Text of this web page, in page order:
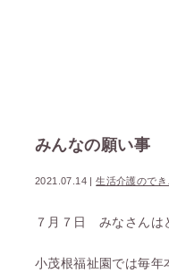
みんなの願い事
2021.07.14 |生活介護のでき
７月７日 みなさんは
小茂根福祉園では毎年